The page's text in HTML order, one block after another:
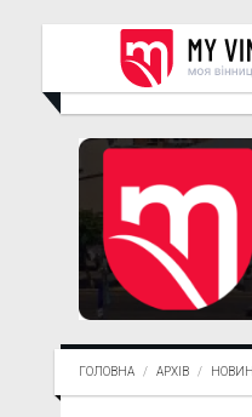
ГОЛОВНА АРХІВ